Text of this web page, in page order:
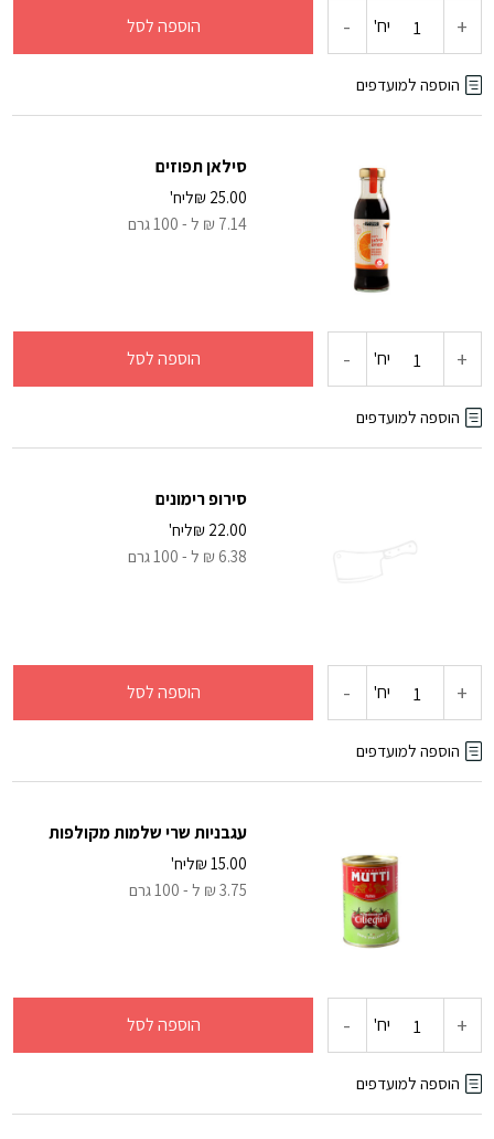
+ כמות
של
יח' - הוספה לסל
הוספה למועדפים
סילאן תפוזים
₪ 25.00
ליח'
7.14 ₪ ל - 100 גרם
+ כמות
של
יח' - הוספה לסל
הוספה למועדפים
סירופ רימונים
₪ 22.00
ליח'
6.38 ₪ ל - 100 גרם
+ כמות
של
יח' - הוספה לסל
הוספה למועדפים
עגבניות שרי שלמות מקולפות
₪ 15.00
ליח'
3.75 ₪ ל - 100 גרם
+ כמות
של
יח' - הוספה לסל
הוספה למועדפים